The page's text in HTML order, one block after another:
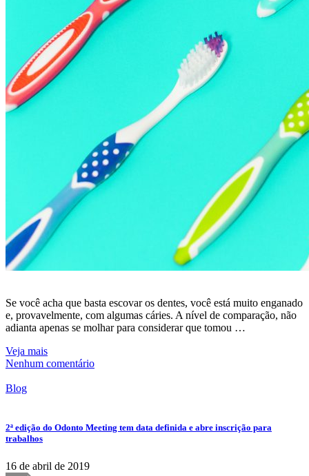
Se você acha que basta escovar os dentes, você está muito enganado
e, provavelmente, com algumas cáries. A nível de comparação, não
adianta apenas se molhar para considerar que tomou …
Veja mais
Nenhum comentário
Blog
2ª edição do Odonto Meeting tem data definida e abre inscrição para
trabalhos
16 de abril de 2019